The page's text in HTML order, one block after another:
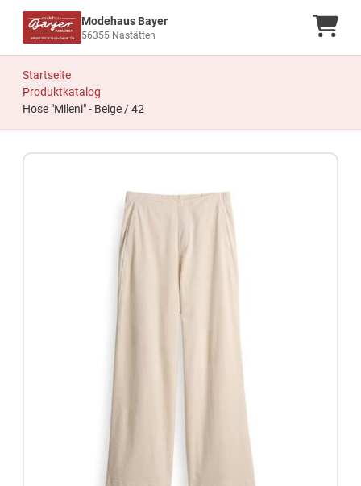
Modehaus Bayer
56355 Nastätten
Startseite
Produktkatalog
Hose "Mileni" - Beige / 42